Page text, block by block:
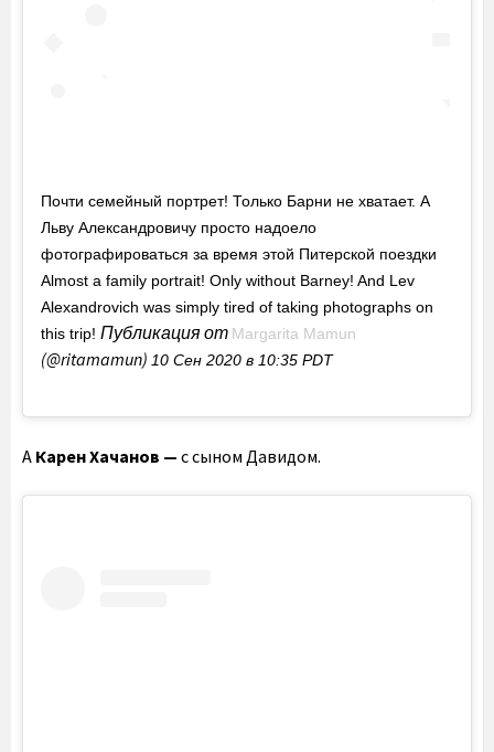
Почти семейный портрет! Только Барни не хватает. А
Льву Александровичу просто надоело
фотографироваться за время этой Питерской поездки
Almost a family portrait! Only without Barney! And Lev
Alexandrovich was simply tired of taking photographs on
this trip! Публикация от Margarita Mamun
(@ritamamun) 10 Сен 2020 в 10:35 PDT
А Карен Хачанов — с сыном Давидом.